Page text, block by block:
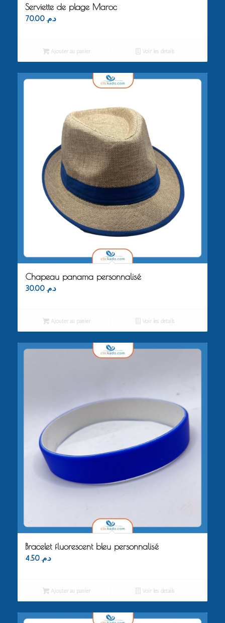
Serviette de plage Maroc
د.م. 70.00
Ajouter au panier Voir les détails
Chapeau panama personnalisé
د.م. 30.00
Ajouter au panier Voir les détails
Bracelet fluorescent bleu personnalisé
د.م. 4.50
Ajouter au panier Voir les détails